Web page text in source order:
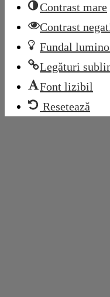
Contrast mare
Contrast
Fundal
Legături
Font lizibil
Resetează